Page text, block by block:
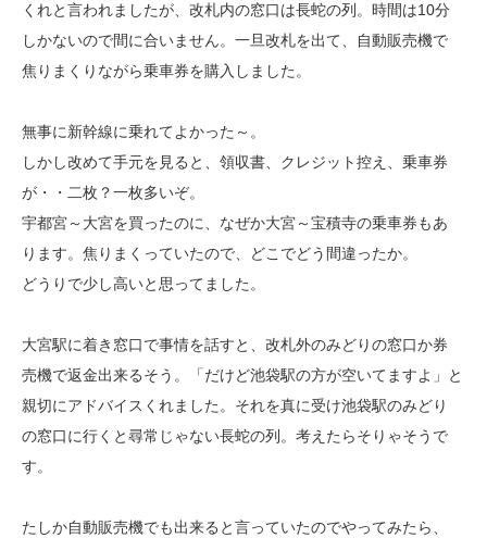
くれと言われましたが、改札内の窓口は長蛇の列。時間は10分
しかないので間に合いません。一旦改札を出て、自動販売機で
焦りまくりながら乗車券を購入しました。
無事に新幹線に乗れてよかった～。
しかし改めて手元を見ると、領収書、クレジット控え、乗車券
が・・二枚？一枚多いぞ。
宇都宮～大宮を買ったのに、なぜか大宮～宝積寺の乗車券もあ
ります。焦りまくっていたので、どこでどう間違ったか。
どうりで少し高いと思ってました。
大宮駅に着き窓口で事情を話すと、改札外のみどりの窓口か券
売機で返金出来るそう。「だけど池袋駅の方が空いてますよ」と
親切にアドバイスくれました。それを真に受け池袋駅のみどり
の窓口に行くと尋常じゃない長蛇の列。考えたらそりゃそうで
す。
たしか自動販売機でも出来ると言っていたのでやってみたら、